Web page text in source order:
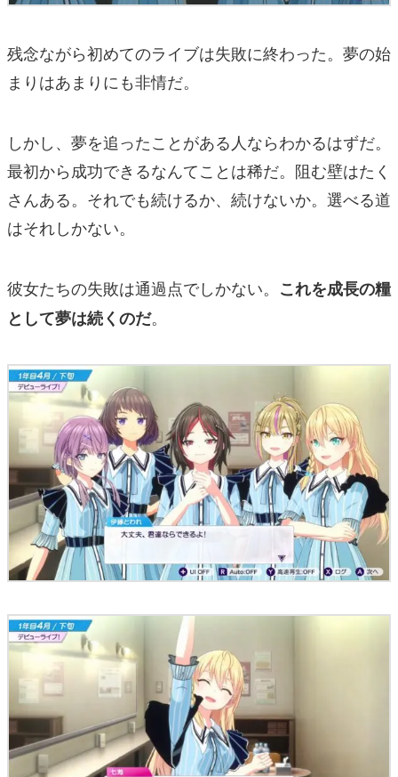
残念ながら初めてのライブは失敗に終わった。夢の始
まりはあまりにも非情だ。
しかし、夢を追ったことがある人ならわかるはずだ。
最初から成功できるなんてことは稀だ。阻む壁はたく
さんある。それでも続けるか、続けないか。選べる道
はそれしかない。
彼女たちの失敗は通過点でしかない。 これを成長の糧
として夢は続くのだ。